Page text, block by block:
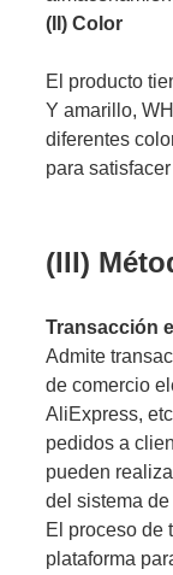
(II) Color
El producto
Y amarillo,
diferentes
para
(III)
Transacción
Admite
de comercio
AliExpress,
pedidos a
pueden
del sistema
El proceso de
plataforma